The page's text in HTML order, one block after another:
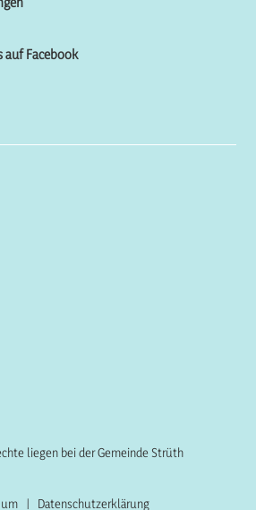
auf Facebook
liegen bei der Gemeinde Strüth
| Datenschutzerklärung